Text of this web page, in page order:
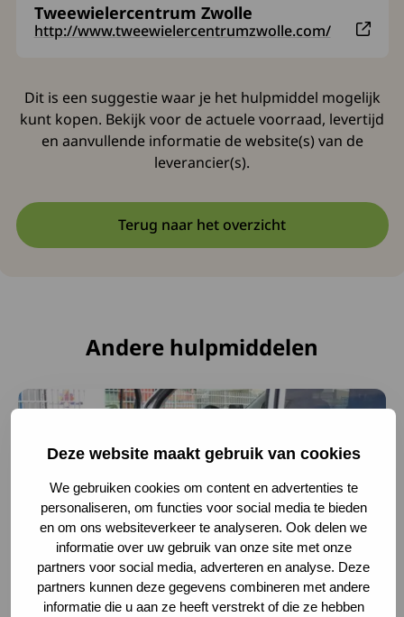
Deze website maakt gebruik van cookies
We gebruiken cookies om content en advertenties te
personaliseren, om functies voor social media te bieden
en om ons websiteverkeer te analyseren. Ook delen we
informatie over uw gebruik van onze site met onze
partners voor social media, adverteren en analyse. Deze
partners kunnen deze gegevens combineren met andere
informatie die u aan ze heeft verstrekt of die ze hebben
Tweewielercentrum Zwolle
http://www.tweewielercentrumzwolle.com/
Deze link leidt naar een externe website en opent in
Dit is een suggestie waar je het hulpmiddel mogelijk
kunt kopen. Bekijk voor de actuele voorraad, levertijd
en aanvullende informatie de website(s) van de
leverancier(s).
Terug naar het overzicht
Andere hulpmiddelen
Met een lift de auto in
Lees meer over Met een lift de auto in